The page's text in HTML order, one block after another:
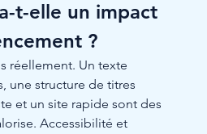
t-elle un impact
?
réellement. Un texte
une structure de titres
et un site rapide sont des
Accessibilité et